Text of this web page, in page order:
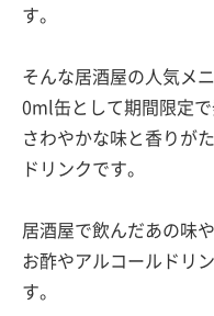
す。
そんな居酒屋の人気メ
0ml缶として期間限定
さわやかな味と香りが
ドリンクです。
居酒屋で飲んだあの味
お酢やアルコールドリ
す。